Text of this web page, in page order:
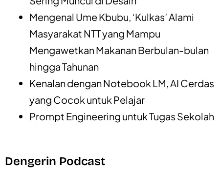
Mengenal Ume Kbubu, ‘Kulkas’ Alami
Masyarakat NTT yang Mampu
Mengawetkan Makanan Berbulan-bulan
hingga Tahunan
Kenalan dengan Notebook LM, AI Cerdas
yang Cocok untuk Pelajar
Prompt Engineering untuk Tugas Sekolah
Dengerin Podcast